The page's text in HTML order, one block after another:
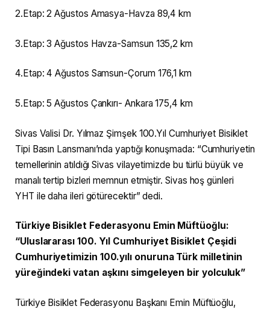
2.Etap: 2 Ağustos Amasya-Havza 89,4 km
3.Etap: 3 Ağustos Havza-Samsun 135,2 km
4.Etap: 4 Ağustos Samsun-Çorum 176,1 km
5.Etap: 5 Ağustos Çankırı- Ankara 175,4 km
Sivas Valisi Dr. Yılmaz Şimşek 100.Yıl Cumhuriyet Bisiklet
Tipi Basın Lansmanı’nda yaptığı konuşmada: “Cumhuriyetin
temellerinin atıldığı Sivas vilayetimizde bu türlü büyük ve
manalı tertip bizleri memnun etmiştir. Sivas hoş günleri
YHT ile daha ileri götürecektir” dedi.
Türkiye Bisiklet Federasyonu Emin Müftüoğlu:
“Uluslararası 100. Yıl Cumhuriyet Bisiklet Çeşidi
Cumhuriyetimizin 100.yılı onuruna Türk milletinin
yüreğindeki vatan aşkını simgeleyen bir yolculuk”
Türkiye Bisiklet Federasyonu Başkanı Emin Müftüoğlu,